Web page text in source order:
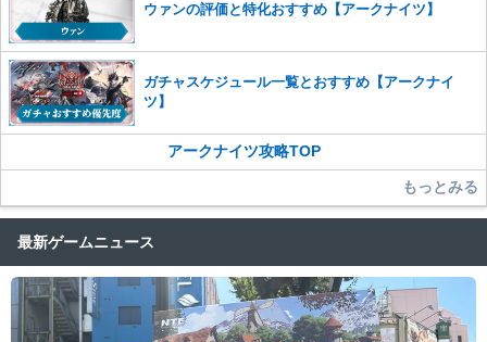
ウァンの評価と特化おすすめ【アークナイツ】
ガチャスケジュール一覧とおすすめ【アークナイ
ツ】
アークナイツ攻略TOP
もっとみる
最新ゲームニュース